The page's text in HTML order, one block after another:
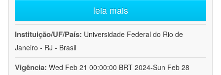
leia mais
Instituição/UF/País: Universidade Federal do Rio de
Janeiro - RJ - Brasil
Vigência: Wed Feb 21 00:00:00 BRT 2024-Sun Feb 28